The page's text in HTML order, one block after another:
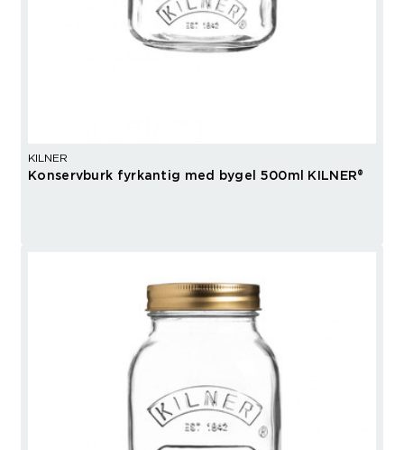
KILNER
Konservburk fyrkantig med bygel 500ml KILNER®